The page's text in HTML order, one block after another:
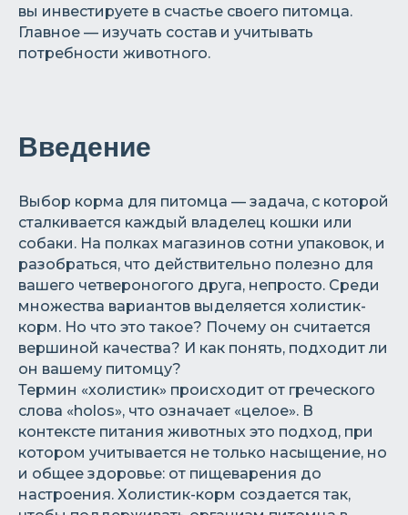
вы инвестируете в счастье своего питомца.
Главное — изучать состав и учитывать
потребности животного.
Введение
Выбор корма для питомца — задача, с которой
сталкивается каждый владелец кошки или
собаки. На полках магазинов сотни упаковок, и
разобраться, что действительно полезно для
вашего четвероногого друга, непросто. Среди
множества вариантов выделяется холистик-
корм. Но что это такое? Почему он считается
вершиной качества? И как понять, подходит ли
он вашему питомцу?
Термин «холистик» происходит от греческого
слова «holos», что означает «целое». В
контексте питания животных это подход, при
котором учитывается не только насыщение, но
и общее здоровье: от пищеварения до
настроения. Холистик-корм создается так,